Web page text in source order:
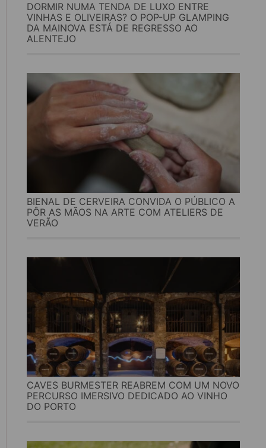
DORMIR NUMA TENDA DE LUXO ENTRE
VINHAS E OLIVEIRAS? O POP-UP GLAMPING
DA MAINOVA ESTÁ DE REGRESSO AO
ALENTEJO
BIENAL DE CERVEIRA CONVIDA O PÚBLICO A
PÔR AS MÃOS NA ARTE COM ATELIERS DE
VERÃO
CAVES BURMESTER REABREM COM UM NOVO
PERCURSO IMERSIVO DEDICADO AO VINHO
DO PORTO